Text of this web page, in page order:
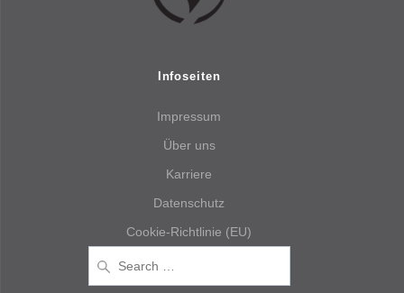
Infoseiten
Impressum
Über uns
Karriere
Datenschutz
Cookie-Richtlinie (EU)